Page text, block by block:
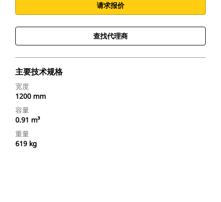
请求报价
查找代理商
主要技术规格
宽度
1200 mm
容量
0.91 m³
重量
619 kg